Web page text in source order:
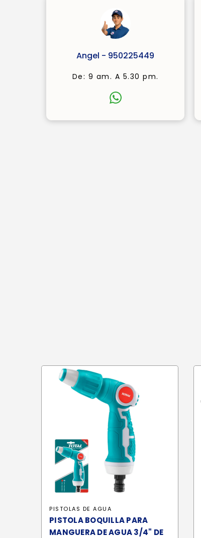
Angel - 950225449
De: 9 am. A 5.30 pm.
PISTOLAS DE AGUA
PISTOLA BOQUILLA PARA
MANGUERA DE AGUA 3/4" DE